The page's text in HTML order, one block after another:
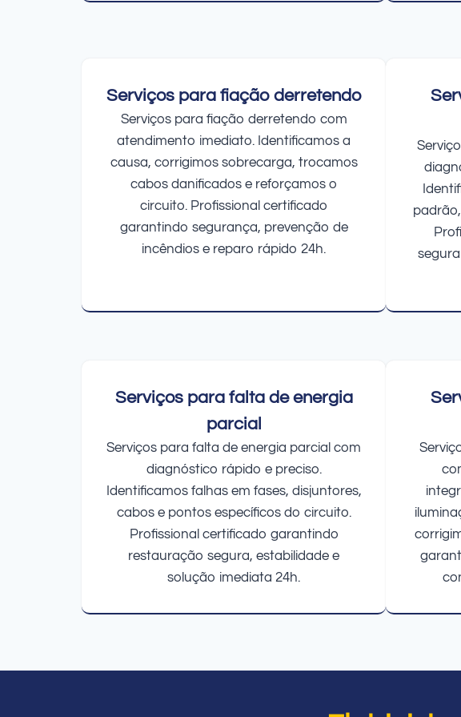
Serviços para fiação derretendo
Serviços para fiação derretendo com
atendimento imediato. Identificamos a
causa, corrigimos sobrecarga, trocamos
cabos danificados e reforçamos o
circuito. Profissional certificado
garantindo segurança, prevenção de
incêndios e reparo rápido 24h.
Serviços para falta de energia
parcial
Serviços para falta de energia parcial com
diagnóstico rápido e preciso.
Identificamos falhas em fases, disjuntores,
cabos e pontos específicos do circuito.
Profissional certificado garantindo
restauração segura, estabilidade e
solução imediata 24h.